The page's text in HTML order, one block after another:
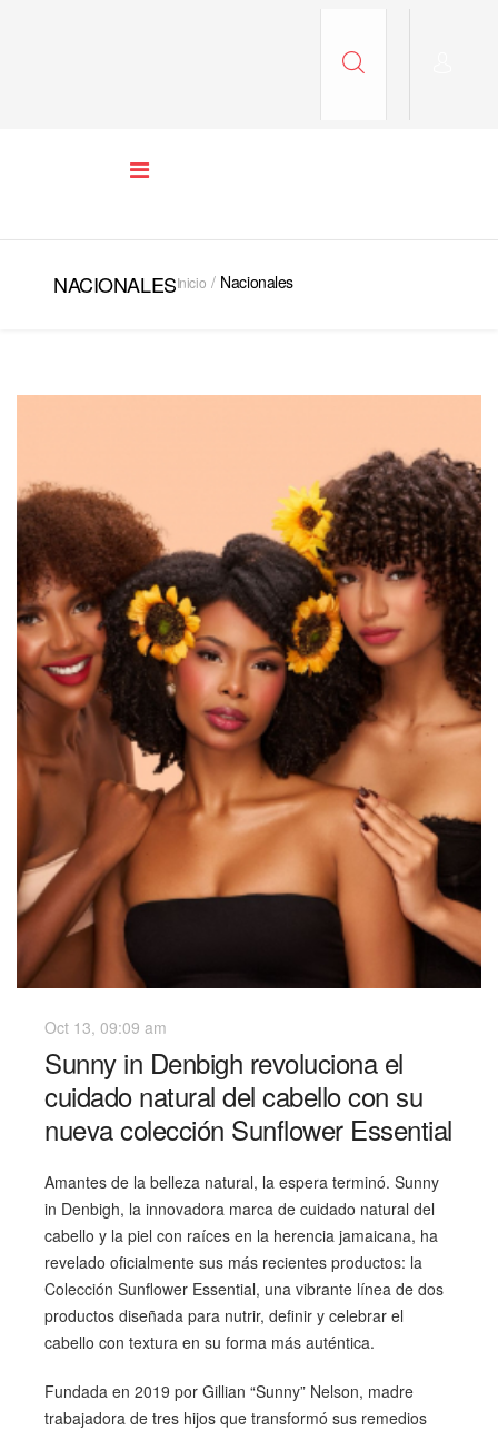
NACIONALESInicio Nacionales
Oct 13, 09:09 am
Sunny in Denbigh revoluciona el
cuidado natural del cabello con su
nueva colección Sunflower Essential
Amantes de la belleza natural, la espera terminó. Sunny
in Denbigh, la innovadora marca de cuidado natural del
cabello y la piel con raíces en la herencia jamaicana, ha
revelado oficialmente sus más recientes productos: la
Colección Sunflower Essential, una vibrante línea de dos
productos diseñada para nutrir, definir y celebrar el
cabello con textura en su forma más auténtica.
Fundada en 2019 por Gillian “Sunny” Nelson, madre
trabajadora de tres hijos que transformó sus remedios